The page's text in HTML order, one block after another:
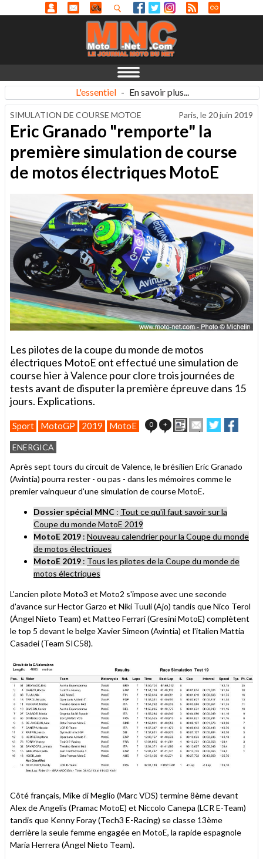
L'essentiel - En savoir plus...
SIMULATION DE COURSE MOTOE Paris, le 20 juin 2019
Eric Granado "remporte" la
première simulation de course
de motos électriques MotoE
Les pilotes de la coupe du monde de motos
électriques MotoE ont effectué une simulation de
course hier à Valence pour clore trois journées de
tests avant de disputer la première épreuve dans 15
jours. Explications.
Sport MotoGP 2019 MotoE 0 + ImprimerEnvoyer
cet
un
ami
Partager
sur
sur
ENERGICA
Après sept tours du circuit de Valence, le brésilien Eric Granado
(Avintia) pourra rester - ou pas - dans les mémoires comme le
premier vainqueur d'une simulation de course MotoE.
Dossier spécial MNC : Tout ce qu'il faut savoir sur la
Coupe du monde MotoE 2019
MotoE 2019 : Nouveau calendrier pour la Coupe du monde
de motos électriques
MotoE 2019 : Tous les pilotes de la Coupe du monde de
motos électriques
L'ancien pilote Moto3 et Moto2 s'impose avec une seconde
d'avance sur Hector Garzo et Niki Tuuli (Ajo) tandis que Nico Terol
(Ángel Nieto Team) et Matteo Ferrari (Gresini MotoE) complètent
le top 5 devant le belge Xavier Simeon (Avintia) et l'italien Mattia
Casadei (Team SIC58).
Côté français, Mike di Meglio (Marc VDS) termine 8ème devant
Alex de Angelis (Pramac MotoE) et Niccolo Canepa (LCR E-Team)
tandis que Kenny Foray (Tech3 E-Racing) se classe 13ème
derrière la seule femme engagée en MotoE, la rapide espagnole
Maria Herrera (Ángel Nieto Team).